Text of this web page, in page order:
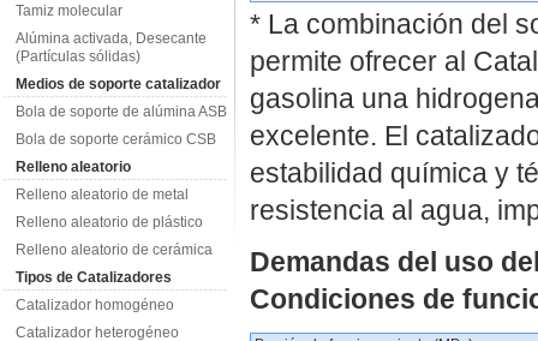
Tamiz molecular
Alúmina activada, Desecante
(Partículas sólidas)
Medios de soporte catalizador
Bola de soporte de alúmina ASB
Bola de soporte cerámico CSB
Relleno aleatorio
Relleno aleatorio de metal
Relleno aleatorio de plástico
Relleno aleatorio de cerámica
Tipos de Catalizadores
Catalizador homogéneo
Catalizador heterogéneo
* La combinación del
permite ofrecer al
gasolina una
excelente. El
estabilidad química y
resistencia al agua,
Demandas del uso
Condiciones de